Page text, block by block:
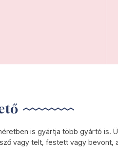
is gyártja több gyártó is.
vagy telt, festett vagy bevont,